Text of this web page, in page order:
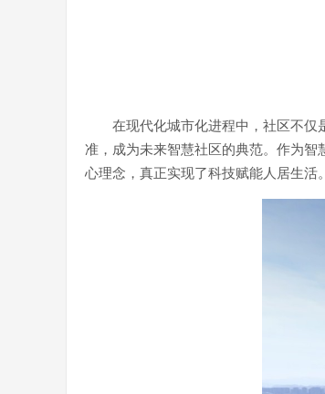
在现代化城市化进程中，社区不仅
准，成为未来智慧社区的典范。作为
心理念，真正实现了科技赋能人居生活。